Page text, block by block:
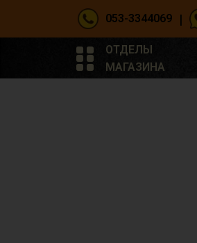
053-3344069 |
ОТДЕЛЫ
МАГАЗИНА